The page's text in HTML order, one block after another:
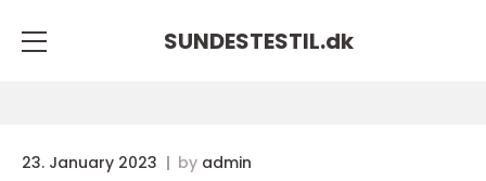
SUNDESTESTIL.dk
23. January 2023 by admin